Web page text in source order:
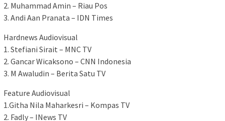
2. Muhammad Amin – Riau Pos
3. Andi Aan Pranata – IDN Times
Hardnews Audiovisual
1. Stefiani Sirait – MNC TV
2. Gancar Wicaksono – CNN Indonesia
3. M Awaludin – Berita Satu TV
Feature Audiovisual
1.Githa Nila Maharkesri – Kompas TV
2. Fadly – INews TV